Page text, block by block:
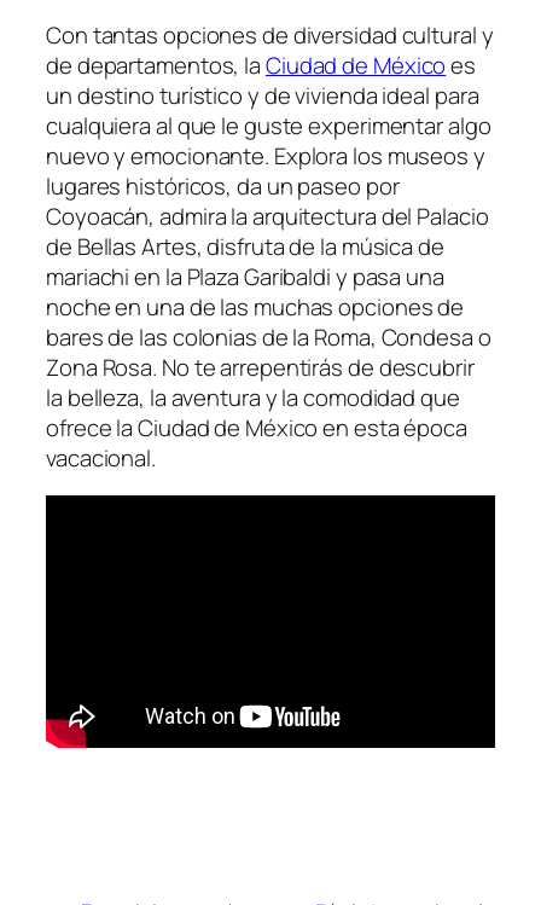
Con tantas opciones de diversidad cultural y
de departamentos, laCiudad de Méxicoes
un destino turístico y de vivienda ideal para
cualquiera al que le guste experimentar algo
nuevo y emocionante. Explora los museos y
lugares históricos, da un paseo por
Coyoacán, admira la arquitectura del Palacio
de Bellas Artes, disfruta de la música de
mariachi en la Plaza Garibaldi y pasa una
noche en una de las muchas opciones de
bares de las colonias de la Roma, Condesa o
Zona Rosa. No te arrepentirás de descubrir
la belleza, la aventura y la comodidad que
ofrece la Ciudad de México en esta época
vacacional.